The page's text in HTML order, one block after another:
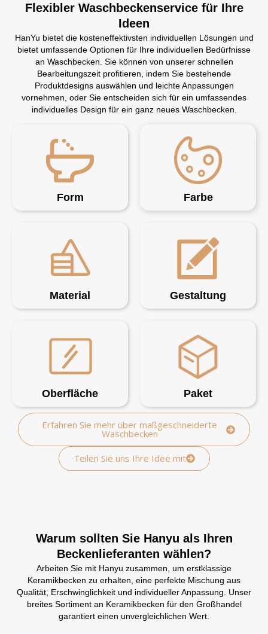
Flexibler Waschbeckenservice für Ihre
Ideen
HanYu bietet die kosteneffektivsten individuellen Lösungen und
bietet umfassende Optionen für Ihre individuellen Bedürfnisse
an Waschbecken. Sie können von unserer schnellen
Bearbeitungszeit profitieren, indem Sie bestehende
Produktdesigns auswählen und leichte Anpassungen
vornehmen, oder Sie entscheiden sich für ein umfassendes
individuelles Design für ein ganz neues Waschbecken.
Form Farbe
Material Gestaltung
Oberfläche Paket
Erfahren Sie mehr über maßgeschneiderte
Waschbecken
Teilen Sie uns Ihre Idee mit
Warum sollten Sie Hanyu als Ihren
Beckenlieferanten wählen?
Arbeiten Sie mit Hanyu zusammen, um erstklassige
Keramikbecken zu erhalten, eine perfekte Mischung aus
Qualität, Erschwinglichkeit und individueller Anpassung. Unser
breites Sortiment an Keramikbecken für den Großhandel
garantiert einen unvergleichlichen Wert.